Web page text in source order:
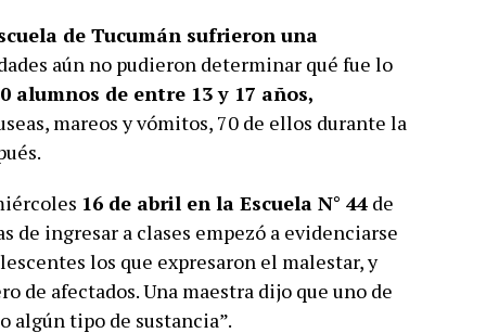
de Tucumán sufrieron una
aún no pudieron determinar qué fue lo
alumnos de entre 13 y 17 años,
mareos y vómitos, 70 de ellos durante la
16 de abril en la Escuela N° 44 de
de ingresar a clases empezó a evidenciarse
los que expresaron el malestar, y
de afectados. Una maestra dijo que uno de
algún tipo de sustancia”.